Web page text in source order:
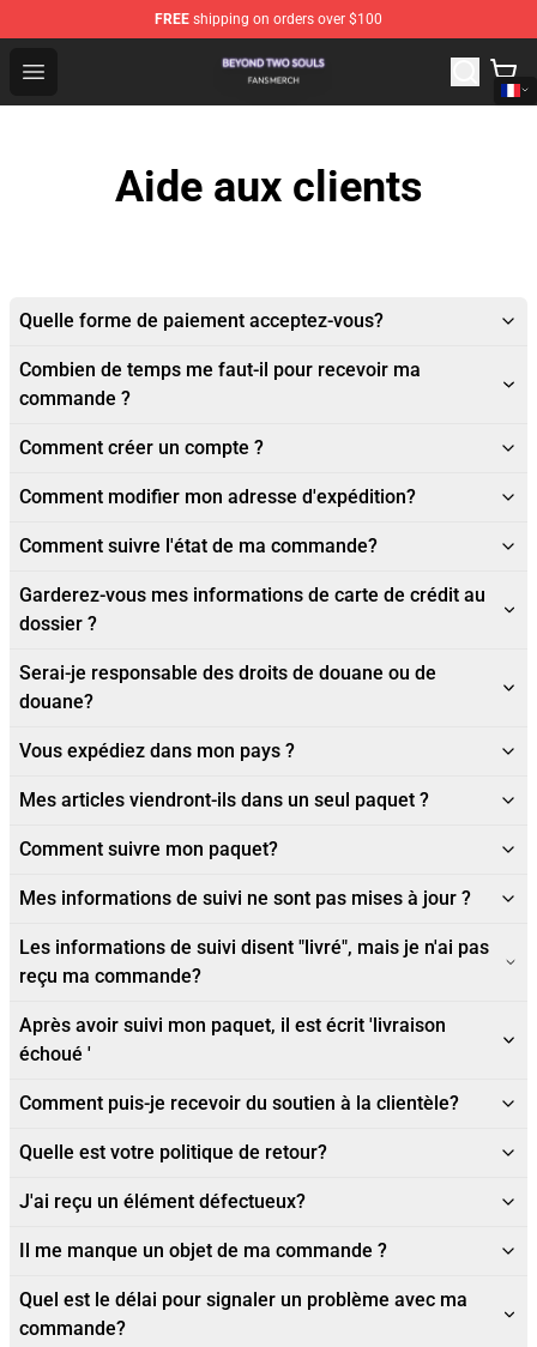
FREE shipping on orders over $100
Open menu
Beyond Two Souls Shop - Official Beyond Two Souls
Aide aux clients
Quelle forme de paiement acceptez-vous?
Combien de temps me faut-il pour recevoir ma
commande ?
Comment créer un compte ?
Comment modifier mon adresse d'expédition?
Comment suivre l'état de ma commande?
Garderez-vous mes informations de carte de crédit au
dossier ?
Serai-je responsable des droits de douane ou de
douane?
Vous expédiez dans mon pays ?
Mes articles viendront-ils dans un seul paquet ?
Comment suivre mon paquet?
Mes informations de suivi ne sont pas mises à jour ?
Les informations de suivi disent "livré", mais je n'ai pas
reçu ma commande?
Après avoir suivi mon paquet, il est écrit 'livraison
échoué '
Comment puis-je recevoir du soutien à la clientèle?
Quelle est votre politique de retour?
J'ai reçu un élément défectueux?
Il me manque un objet de ma commande ?
Quel est le délai pour signaler un problème avec ma
commande?